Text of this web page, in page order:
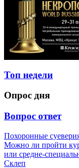
Топ недели
Опрос дня
Вопрос ответ
Похоронные
Можно ли пройти
или средне-
Склеп